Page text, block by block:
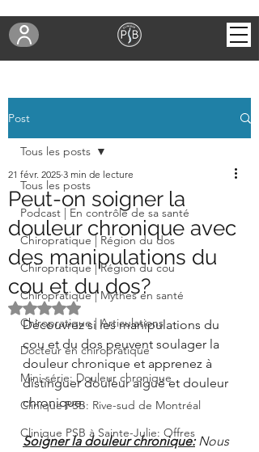
Post
Tous les posts
Podcast | En contrôle de sa santé
Chiropratique | Région du dos
Chiropratique | Région du cou
Chiropratique | Mythes en santé
Chiropratique | Articulations
Docteur en chiropratique
Mini-série: Douleur chronique
Clinique PSB: Rive-sud de Montréal
Clinique PSB à Sainte-Julie: Offres
Tous les posts
Peut-on soigner la
douleur chronique avec
des manipulations du
cou et du dos?
21 févr. 2025 3 min de lecture
Noté NaN étoiles sur 5.
Découvrez si les manipulations du
cou et du dos peuvent soulager la
douleur chronique et apprenez à
distinguer douleur aiguë et douleur
chronique.
Soigner la douleur chronique: Nous